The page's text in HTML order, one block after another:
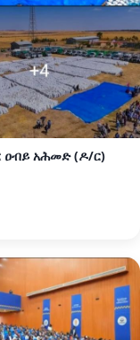
ዐብይ አሕመድ (ዶ/ር)